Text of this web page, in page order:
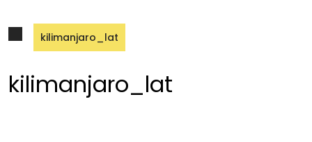
kilimanjaro_lat
kilimanjaro_lat